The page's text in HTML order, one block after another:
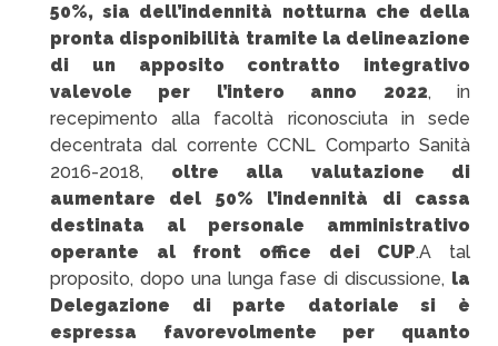
50%, sia dell’indennità notturna che della
pronta disponibilità tramite la delineazione
di un apposito contratto integrativo
valevole per l’intero anno 2022, in
recepimento alla facoltà riconosciuta in sede
decentrata dal corrente CCNL Comparto Sanità
2016-2018, oltre alla valutazione di
aumentare del 50% l’indennità di cassa
destinata al personale amministrativo
operante al front office dei CUP.A tal
proposito, dopo una lunga fase di discussione, la
Delegazione di parte datoriale si è
espressa favorevolmente per quanto